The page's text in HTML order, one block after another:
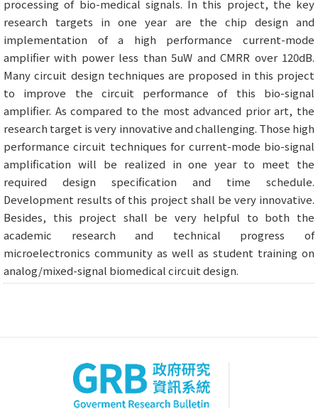
processing of bio-medical signals. In this project, the key
research targets in one year are the chip design and
implementation of a high performance current-mode
amplifier with power less than 5uW and CMRR over 120dB.
Many circuit design techniques are proposed in this project
to improve the circuit performance of this bio-signal
amplifier. As compared to the most advanced prior art, the
research target is very innovative and challenging. Those high
performance circuit techniques for current-mode bio-signal
amplification will be realized in one year to meet the
required design specification and time schedule.
Development results of this project shall be very innovative.
Besides, this project shall be very helpful to both the
academic research and technical progress of
microelectronics community as well as student training on
analog/mixed-signal biomedical circuit design.